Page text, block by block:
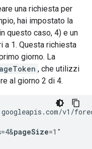
una richiesta per
hai impostato la
questo caso, 4) e un
a 1. Questa richiesta
giorno. La
, che utilizzi
al giorno 2 di 4.
v1/
=4&pageSize